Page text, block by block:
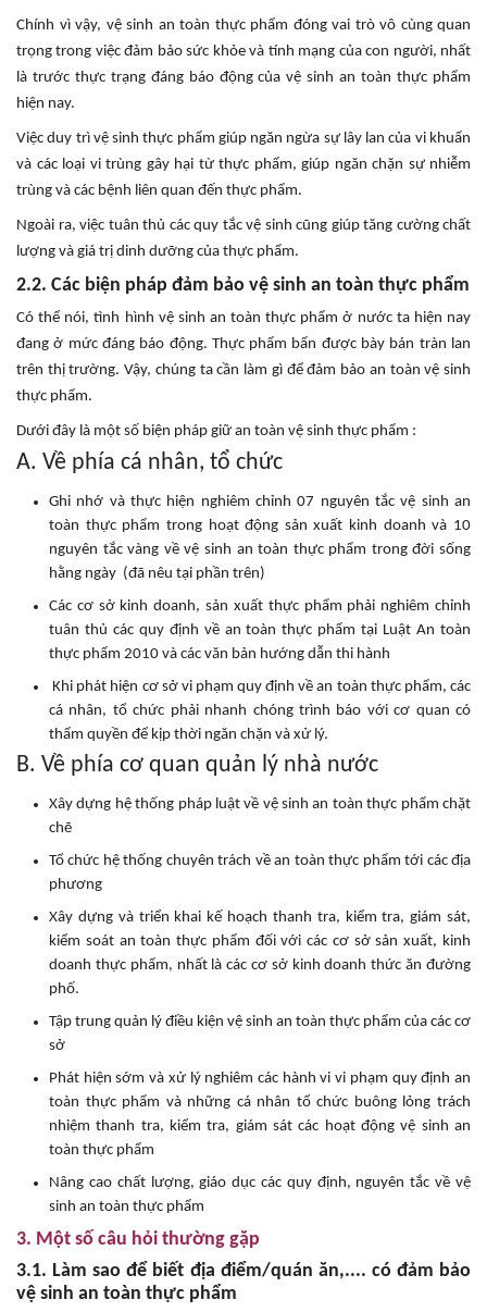
Chính vì vậy, vệ sinh an toàn thực phẩm đóng vai trò vô cùng quan
trọng trong việc đảm bảo sức khỏe và tính mạng của con người, nhất
là trước thực trạng đáng báo động của vệ sinh an toàn thực phẩm
hiện nay.
Việc duy trì vệ sinh thực phẩm giúp ngăn ngừa sự lây lan của vi khuẩn
và các loại vi trùng gây hại từ thực phẩm, giúp ngăn chặn sự nhiễm
trùng và các bệnh liên quan đến thực phẩm.
Ngoài ra, việc tuân thủ các quy tắc vệ sinh cũng giúp tăng cường chất
lượng và giá trị dinh dưỡng của thực phẩm.
2.2. Các biện pháp đảm bảo vệ sinh an toàn thực phẩm
Có thể nói, tình hình vệ sinh an toàn thực phẩm ở nước ta hiện nay
đang ở mức đáng báo động. Thực phẩm bẩn được bày bán tràn lan
trên thị trường. Vậy, chúng ta cần làm gì để đảm bảo an toàn vệ sinh
thực phẩm.
Dưới đây là một số biện pháp giữ an toàn vệ sinh thực phẩm :
A. Về phía cá nhân, tổ chức
Ghi nhớ và thực hiện nghiêm chỉnh 07 nguyên tắc vệ sinh an
toàn thực phẩm trong hoạt động sản xuất kinh doanh và 10
nguyên tắc vàng về vệ sinh an toàn thực phẩm trong đời sống
hằng ngày (đã nêu tại phần trên)
Các cơ sở kinh doanh, sản xuất thực phẩm phải nghiêm chỉnh
tuân thủ các quy định về an toàn thực phẩm tại Luật An toàn
thực phẩm 2010 và các văn bản hướng dẫn thi hành
Khi phát hiện cơ sở vi phạm quy định về an toàn thực phẩm, các
cá nhân, tổ chức phải nhanh chóng trình báo với cơ quan có
thẩm quyền để kịp thời ngăn chặn và xử lý.
B. Về phía cơ quan quản lý nhà nước
Xây dựng hệ thống pháp luật về vệ sinh an toàn thực phẩm chặt
chẽ
Tổ chức hệ thống chuyên trách về an toàn thực phẩm tới các địa
phương
Xây dựng và triển khai kế hoạch thanh tra, kiểm tra, giám sát,
kiểm soát an toàn thực phẩm đối với các cơ sở sản xuất, kinh
doanh thực phẩm, nhất là các cơ sở kinh doanh thức ăn đường
phố.
Tập trung quản lý điều kiện vệ sinh an toàn thực phẩm của các cơ
sở
Phát hiện sớm và xử lý nghiêm các hành vi vi phạm quy định an
toàn thực phẩm và những cá nhân tổ chức buông lỏng trách
nhiệm thanh tra, kiểm tra, giám sát các hoạt động vệ sinh an
toàn thực phẩm
Nâng cao chất lượng, giáo dục các quy định, nguyên tắc về vệ
sinh an toàn thực phẩm
3. Một số câu hỏi thường gặp
3.1. Làm sao để biết địa điểm/quán ăn,.... có đảm bảo
vệ sinh an toàn thực phẩm